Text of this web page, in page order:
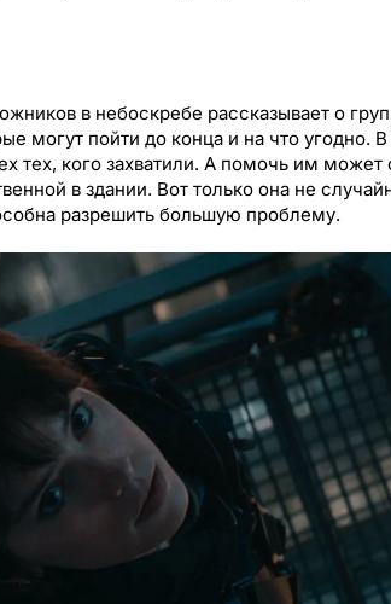
в небоскребе рассказывает о
могут пойти до конца и на что угодно.
тех, кого захватили. А помочь им может
в здании. Вот только она не
разрешить большую проблему.